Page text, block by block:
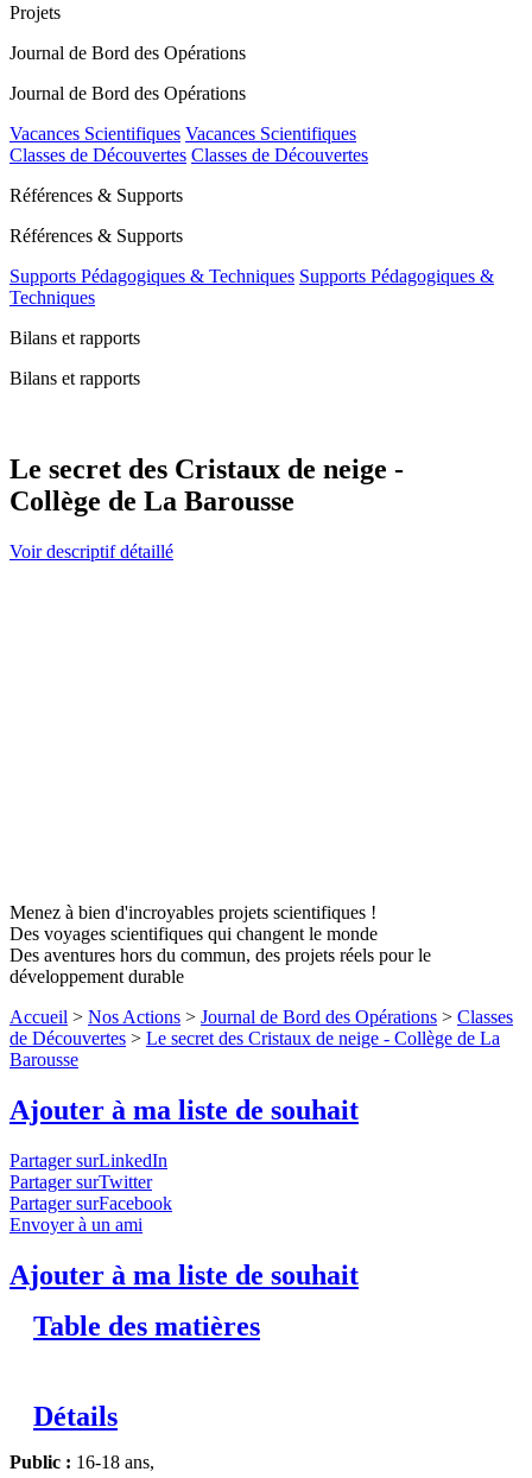
Projets
Journal de Bord des Opérations
Journal de Bord des Opérations
Vacances Scientifiques Vacances Scientifiques
Classes de Découvertes Classes de Découvertes
Références & Supports
Références & Supports
Supports Pédagogiques & Techniques Supports Pédagogiques &
Techniques
Bilans et rapports
Bilans et rapports
Le secret des Cristaux de neige -
Collège de La Barousse
Voir descriptif détaillé
Menez à bien d'incroyables projets scientifiques !
Des voyages scientifiques qui changent le monde
Des aventures hors du commun, des projets réels pour le
développement durable
Accueil > Nos Actions > Journal de Bord des Opérations > Classes
de Découvertes > Le secret des Cristaux de neige - Collège de La
Barousse
Ajouter à ma liste de souhait
Partager surLinkedIn
Partager surTwitter
Partager surFacebook
Envoyer à un ami
Ajouter à ma liste de souhait
Table des matières
Détails
Public : 16-18 ans,